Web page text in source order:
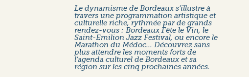
Le dynamisme de Bordeaux s’illustre à
travers une programmation artistique et
culturelle riche, rythmée par de grands
rendez-vous : Bordeaux Fête le Vin, le
Saint-Emilion Jazz Festival, ou encore le
Marathon du Médoc... Découvrez sans
plus attendre les moments forts de
l’agenda culturel de Bordeaux et sa
région sur les cinq prochaines années.